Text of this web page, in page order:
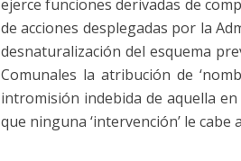
ejerce funciones derivadas de
de acciones desplegadas por la
desnaturalización del esquema
Comunales la atribución de
intromisión indebida de aquella
que ninguna ‘intervención’ le